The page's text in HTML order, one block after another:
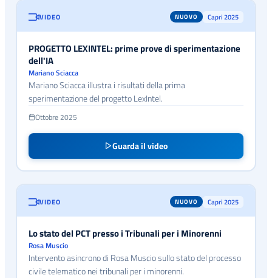
VIDEO NUOVO Capri 2025
PROGETTO LEXINTEL: prime prove di sperimentazione
dell'IA
Mariano Sciacca
Mariano Sciacca illustra i risultati della prima
sperimentazione del progetto LexIntel.
Ottobre 2025
Guarda il video
VIDEO NUOVO Capri 2025
Lo stato del PCT presso i Tribunali per i Minorenni
Rosa Muscio
Intervento asincrono di Rosa Muscio sullo stato del processo
civile telematico nei tribunali per i minorenni.